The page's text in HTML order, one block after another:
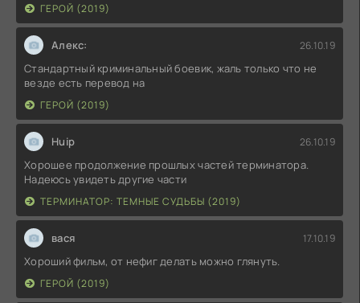
ГЕРОЙ (2019)
Алекс: 26.10.19
Стандартный криминальный боевик, жаль только что не
везде есть перевод на
ГЕРОЙ (2019)
Huip 26.10.19
Хорошее продолжение прошлых частей терминатора.
Надеюсь увидеть другие части
ТЕРМИНАТОР: ТЕМНЫЕ СУДЬБЫ (2019)
вася 17.10.19
Хороший фильм, от нефиг делать можно глянуть.
ГЕРОЙ (2019)